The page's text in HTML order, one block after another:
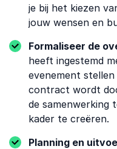
je bij het kiezen
jouw wensen en
Formaliseer de
heeft ingestemd
evenement
contract wordt
de samenwerking
kader te creëren.
Planning en